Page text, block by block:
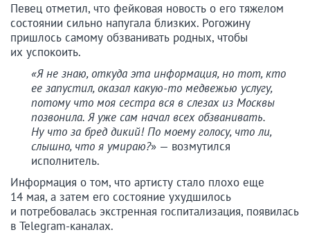
Певец отметил, что фейковая новость о его тяжелом
состоянии сильно напугала близких. Рогожину
пришлось самому обзванивать родных, чтобы
их успокоить.
«Я не знаю, откуда эта информация, но тот, кто
ее запустил, оказал какую-то медвежью услугу,
потому что моя сестра вся в слезах из Москвы
позвонила. Я уже сам начал всех обзванивать.
Ну что за бред дикий! По моему голосу, что ли,
слышно, что я умираю?» — возмутился
исполнитель.
Информация о том, что артисту стало плохо еще
14 мая, а затем его состояние ухудшилось
и потребовалась экстренная госпитализация, появилась
в Telegram-каналах.